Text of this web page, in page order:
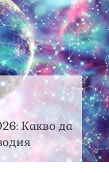
Какво да